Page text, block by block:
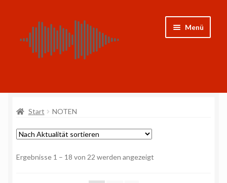
Navigation
springen
Inhalt
springen
Menü
CDs
Noten
Start NOTEN
Ergebnisse 1 – 18 von 22 werden angezeigt